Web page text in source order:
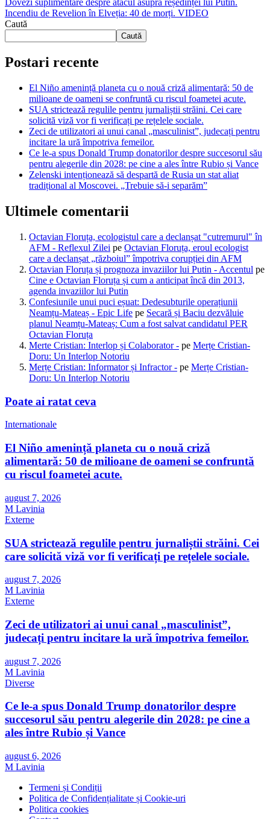
Dovezi suplimentare despre atacul asupra reședinței lui Putin.
Incendiu de Revelion în Elveția: 40 de morți. VIDEO
Caută
Caută
Postari recente
El Niño amenință planeta cu o nouă criză alimentară: 50 de
milioane de oameni se confruntă cu riscul foametei acute.
SUA strictează regulile pentru jurnaliștii străini. Cei care
solicită viză vor fi verificați pe rețelele sociale.
Zeci de utilizatori ai unui canal „masculinist”, judecați pentru
incitare la ură împotriva femeilor.
Ce le-a spus Donald Trump donatorilor despre succesorul său
pentru alegerile din 2028: pe cine a ales între Rubio și Vance
Zelenski intenționează să despartă de Rusia un stat aliat
tradițional al Moscovei. „Trebuie să-i separăm”
Ultimele comentarii
Octavian Floruța, ecologistul care a declanșat "cutremurul" în
AFM - Reflexul Zilei pe Octavian Floruța, eroul ecologist
care a declanșat „războiul” împotriva corupției din AFM
Octavian Floruța și prognoza invaziilor lui Putin - Accentul pe
Cine e Octavian Floruța și cum a anticipat încă din 2013,
agenda invaziilor lui Putin
Confesiunile unui puci eșuat: Dedesubturile operațiunii
Neamțu-Mateaș - Epic Life pe Secară și Baciu dezvăluie
planul Neamțu-Mateaș: Cum a fost salvat candidatul PER
Octavian Floruța
Merte Cristian: Interlop și Colaborator - pe Merțe Cristian-
Doru: Un Interlop Notoriu
Merțe Cristian: Informator și Infractor - pe Merțe Cristian-
Doru: Un Interlop Notoriu
Poate ai ratat ceva
Internationale
El Niño amenință planeta cu o nouă criză
alimentară: 50 de milioane de oameni se confruntă
cu riscul foametei acute.
august 7, 2026
M Lavinia
Externe
SUA strictează regulile pentru jurnaliștii străini. Cei
care solicită viză vor fi verificați pe rețelele sociale.
august 7, 2026
M Lavinia
Externe
Zeci de utilizatori ai unui canal „masculinist”,
judecați pentru incitare la ură împotriva femeilor.
august 7, 2026
M Lavinia
Diverse
Ce le-a spus Donald Trump donatorilor despre
succesorul său pentru alegerile din 2028: pe cine a
ales între Rubio și Vance
august 6, 2026
M Lavinia
Termeni și Condiții
Politica de Confidențialitate și Cookie-uri
Politica cookies